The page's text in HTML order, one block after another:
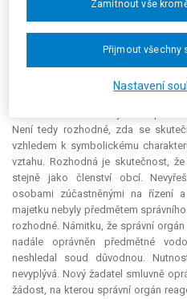
hospodaří s majetkem, který do
obce. Pod pojmemhospodařívšak
Majetek vložený do hospodaření
Jestliže osoby zúčastněné na
Není tedy rozhodné, zda se
vzhledem k symbolickému
vztahu. Rozhodná je skutečnost,
stejně jako členství obcí.
osobami zúčastněnými na řízení
majetku nebyly předmětem
rozhodné. Námitku, že správní
nadále oprávněn předmětné
neshledal soud důvodnou.
nevyplývá. Nový žadatel smluvně
žádost, na kterou správní orgán
Nastavení
Zamítnout vše
Přijmout všechny